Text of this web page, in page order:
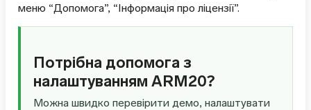
меню “Допомога”, “Інформація про ліцензії”.
Потрібна допомога з
налаштуванням ARM20?
Можна швидко перевірити демо, налаштувати